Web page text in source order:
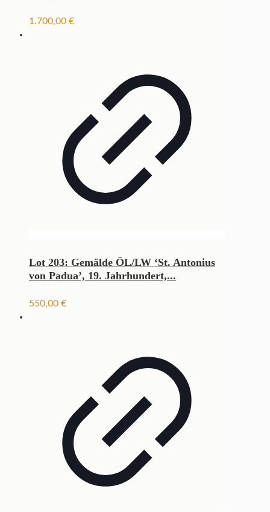
1.700,00 €
Lot 203: Gemälde ÖL/LW ‘St. Antonius
von Padua’, 19. Jahrhundert,...
550,00 €